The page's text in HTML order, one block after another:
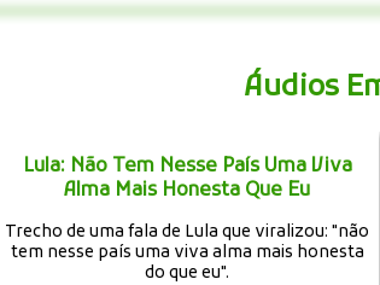
Áudios
Lula: Não Tem Nesse País Uma Viva
Alma Mais Honesta Que Eu
Trecho de uma fala de Lula que viralizou: "não
tem nesse país uma viva alma mais honesta
do que eu".